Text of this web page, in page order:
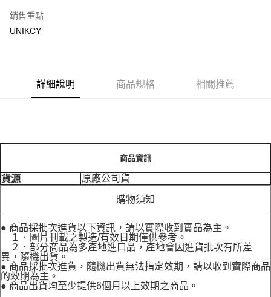
7-11取貨付款［需3-5個工作天不含預購商品］
每筆NT$70，滿NT$499(含以上)免運費
宅配［需2-3個工作天不含預購商品］
銷售重點
UNIKCY
詳細說明 商品規格 相關推薦
商品資訊
貨源 原廠公司貨
購物須知
● 商品採批次進貨以下資訊，請以實際收到實品為主。
１．圖片刊載之製造/有效日期僅供參考。
２．部分商品為多產地進口品，產地會因進貨批次有所差
異，隨機出貨。
● 商品採批次進貨，隨機出貨無法指定效期，請以收到實際商品
的效期為主。
● 商品出貨均至少提供6個月以上效期之商品。